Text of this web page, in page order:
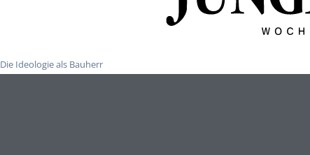
Die Ideologie als Bauherr